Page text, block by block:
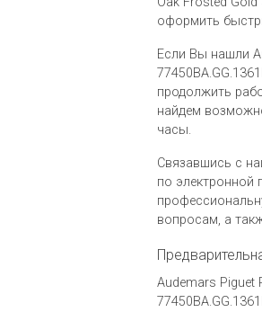
оформить
Если Вы нашли
продолжить
найдем
часы.
Связавшись с
по электронной
вопросам, а
Audemars Piguet